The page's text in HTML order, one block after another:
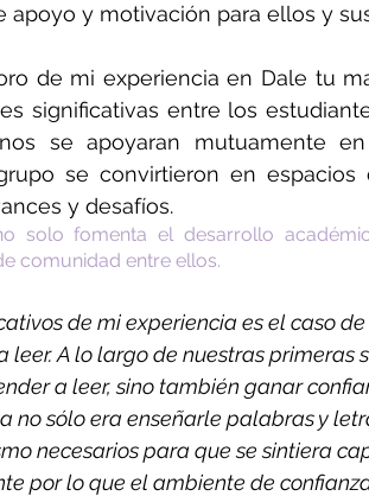
y motivación para ellos y
de mi experiencia en Dale tu
significativas entre los
se apoyaran mutuamente
se convirtieron en
y desafíos.
solo fomenta el desarrollo
comunidad entre ellos.
de mi experiencia es el caso
A lo largo de nuestras primeras
a leer, sino también ganar
no sólo era enseñarle palabras y
necesarios para que se sintiera
por lo que el ambiente de